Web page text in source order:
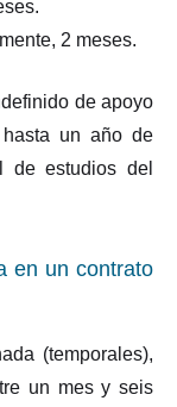
2 meses.
de apoyo
un año de
de estudios del
en un contrato
(temporales),
un mes y seis